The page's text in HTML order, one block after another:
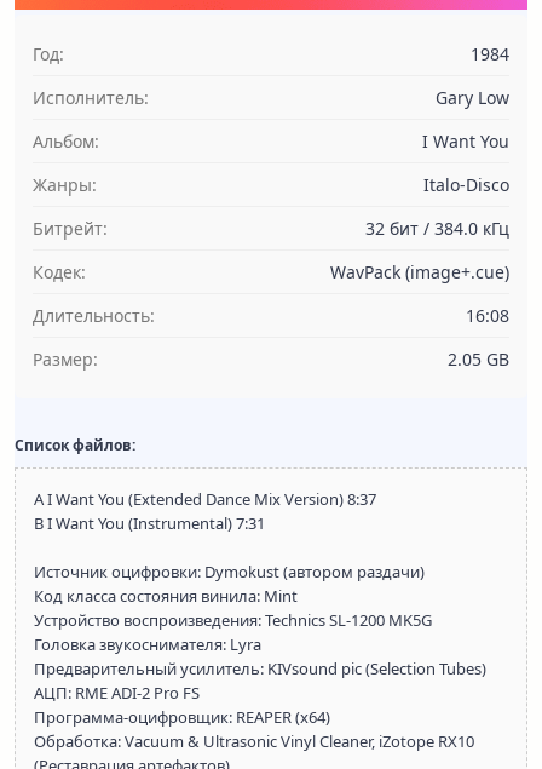
Год:
1984
Исполнитель:
Gary Low
Альбом:
I Want You
Жанры:
Italo-Disco
Битрейт:
32 бит / 384.0 кГц
Кодек:
WavPack (image+.cue)
Длительность:
16:08
Размер:
2.05 GB
Список файлов:
A I Want You (Extended Dance Mix Version) 8:37
B I Want You (Instrumental) 7:31
Источник оцифровки: Dymokust (автором раздачи)
Код класса состояния винила: Mint
Устройство воспроизведения: Technics SL-1200 MK5G
Головка звукоснимателя: Lyra
Предварительный усилитель: KIVsound pic (Selection Tubes)
АЦП: RME ADI-2 Pro FS
Программа-оцифровщик: REAPER (x64)
Обработка: Vacuum & Ultrasonic Vinyl Cleaner, iZotope RX10